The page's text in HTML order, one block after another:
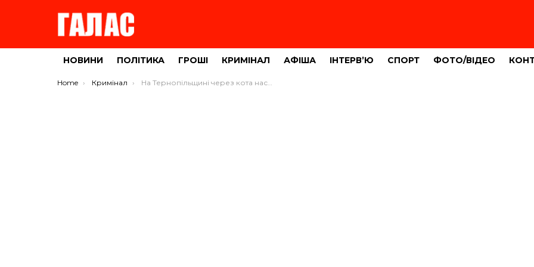
НОВИНИ ПОЛІТИКА ГРОШІ КРИМІНАЛ АФІША ІНТЕРВ’Ю СПОРТ ФОТО/ВІДЕО
You are here:
Home Кримінал На Тернопільщині через кота населений пункт оголосили неблагополучним